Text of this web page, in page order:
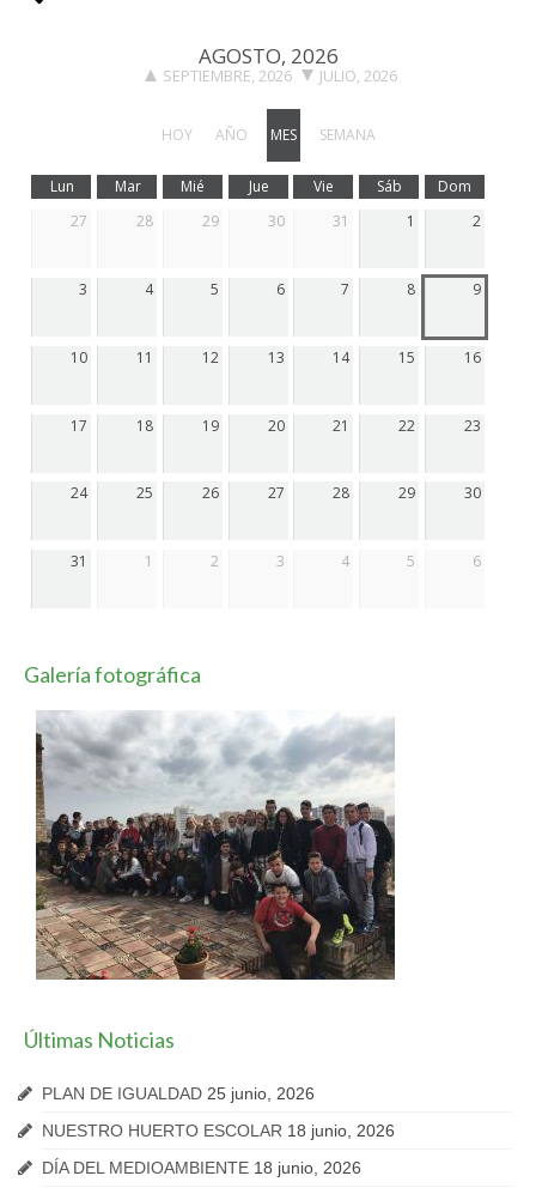
AGOSTO, 2026
SEPTIEMBRE, 2026 JULIO, 2026
HOY AÑO MES SEMANA
Lun Mar Mié Jue Vie Sáb
Dom
27
28 29 30 31 1 2
3 4 5 6 7 8 9
10 11 12 13 14 15 16
17 18 19 20 21 22 23
24 25 26 27 28 29 30
31 1 2 3 4 5 6
Galería fotográfica
Últimas Noticias
PLAN DE IGUALDAD 25 junio, 2026
NUESTRO HUERTO ESCOLAR 18 junio, 2026
DÍA DEL MEDIOAMBIENTE 18 junio, 2026